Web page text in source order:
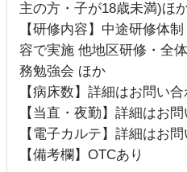
主の方・子が18歳未満)ほ
【研修内容】中途研修体
容で実施 他地区研修・全
務勉強会 ほか
【病床数】詳細はお問い合
【当直・夜勤】詳細はお
【電子カルテ】詳細はお
【備考欄】OTCあり